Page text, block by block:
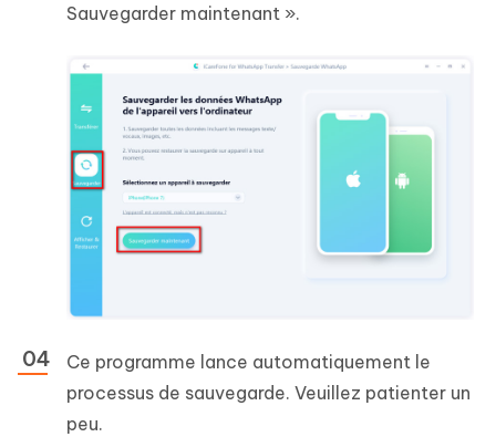
Sauvegarder maintenant ».
Ce programme lance automatiquement le
processus de sauvegarde. Veuillez patienter un
peu.